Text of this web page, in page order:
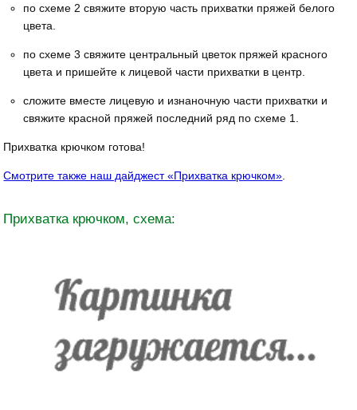
по схеме 2 свяжите вторую часть прихватки пряжей белого
цвета.
по схеме 3 свяжите центральный цветок пряжей красного
цвета и пришейте к лицевой части прихватки в центр.
сложите вместе лицевую и изнаночную части прихватки и
свяжите красной пряжей последний ряд по схеме 1.
Прихватка крючком готова!
Смотрите также наш дайджест «Прихватка крючком»
Прихватка крючком, схема: